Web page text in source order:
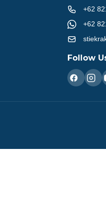
+62
+62
Follow